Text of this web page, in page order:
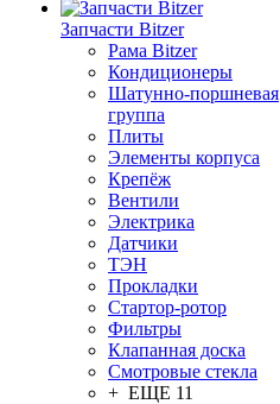
Запчасти Bitzer
Рама Bitzer
Кондиционеры
Шатунно-поршневая
группа
Плиты
Элементы корпуса
Крепёж
Вентили
Электрика
Датчики
ТЭН
Прокладки
Стартор-ротор
Фильтры
Клапанная доска
Смотровые стекла
+ ЕЩЕ 11